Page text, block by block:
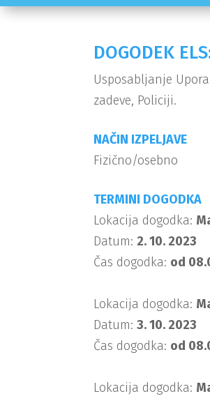
DOGODEK
Usposabljanje
zadeve, Policiji.
NAČIN IZPELJAVE
Fizično/osebno
TERMINI DOGODKA
Lokacija dogodka:
Datum: 2. 10. 2023
Čas dogodka: od
Lokacija dogodka:
Datum:3. 10. 2023
Čas dogodka: od
Lokacija dogodka: